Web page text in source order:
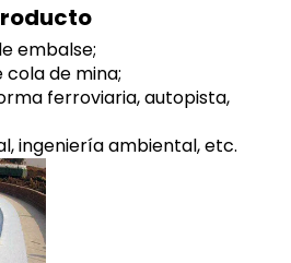
embalse;
cola de mina;
ferroviaria, autopista,
ingeniería ambiental, etc.